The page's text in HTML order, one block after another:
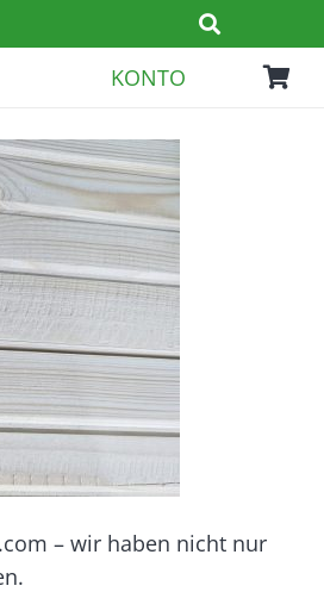
KONTO
– wir haben nicht nur